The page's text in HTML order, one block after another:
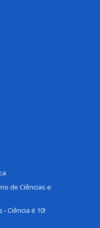
de Ciências e
Ciência é 10!